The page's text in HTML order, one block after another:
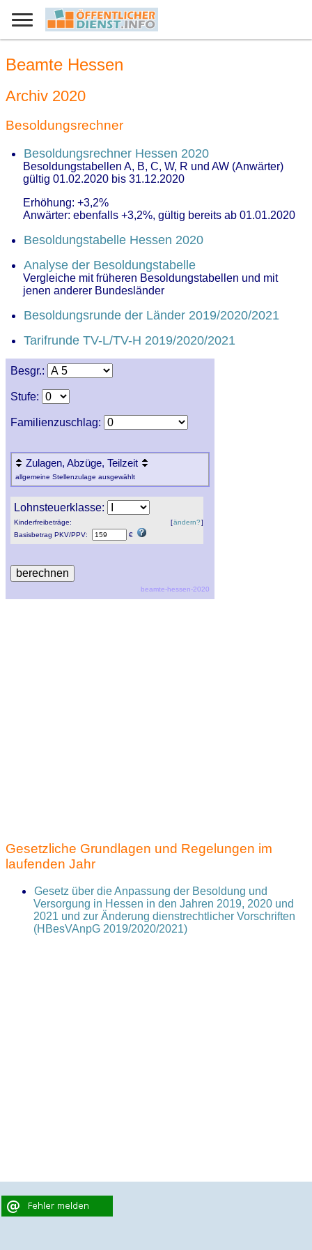
Besgr.:
Stufe:
Familienzuschlag:
Zulagen, Abzüge, Teilzeit
allgemeine Stellenzulage ausgewählt
Lohnsteuerklasse:
Kinderfreibeträge:
Basisbetrag PKV/PPV: €
[ändern?]
beamte-hessen-2020
Beamte Hessen
Archiv 2020
Besoldungsrechner
Besoldungsrechner Hessen 2020
Besoldungstabellen A, B, C, W, R und AW (Anwärter)
gültig 01.02.2020 bis 31.12.2020
Erhöhung: +3,2%
Anwärter: ebenfalls +3,2%, gültig bereits ab 01.01.2020
Besoldungstabelle Hessen 2020
Analyse der Besoldungstabelle
Vergleiche mit früheren Besoldungstabellen und mit
jenen anderer Bundesländer
Besoldungsrunde der Länder 2019/2020/2021
Tarifrunde TV-L/TV-H 2019/2020/2021
Gesetzliche Grundlagen und Regelungen im
laufenden Jahr
Gesetz über die Anpassung der Besoldung und
Versorgung in Hessen in den Jahren 2019, 2020 und
2021 und zur Änderung dienstrechtlicher Vorschriften
(HBesVAnpG 2019/2020/2021)